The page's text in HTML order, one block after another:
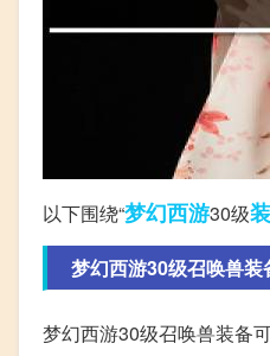
以下围绕“梦幻西游30级
梦幻西游30级召唤兽装
梦幻西游30级召唤兽装备